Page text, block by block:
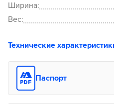
Ширина:
Вес:
Технические
Паспорт